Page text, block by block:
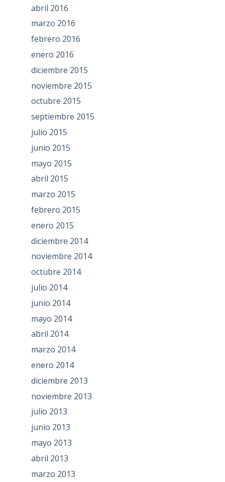
abril 2016
marzo 2016
febrero 2016
enero 2016
diciembre 2015
noviembre 2015
octubre 2015
septiembre 2015
julio 2015
junio 2015
mayo 2015
abril 2015
marzo 2015
febrero 2015
enero 2015
diciembre 2014
noviembre 2014
octubre 2014
julio 2014
junio 2014
mayo 2014
abril 2014
marzo 2014
enero 2014
diciembre 2013
noviembre 2013
julio 2013
junio 2013
mayo 2013
abril 2013
marzo 2013